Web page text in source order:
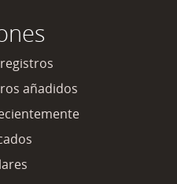
añadidos